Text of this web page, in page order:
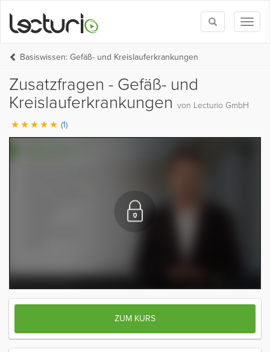
Toggle
search
Basiswissen: Gefäß- und Kreislauferkrankungen
Zusatzfragen - Gefäß- und
Kreislauferkrankungen von Lecturio GmbH
(1)
ZUM KURS